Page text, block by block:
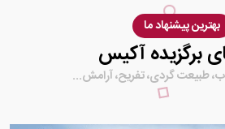
بهترین پیشنهاد ما
برگزیده آکیس
طبیعت گردی، تفریح، آرامش...